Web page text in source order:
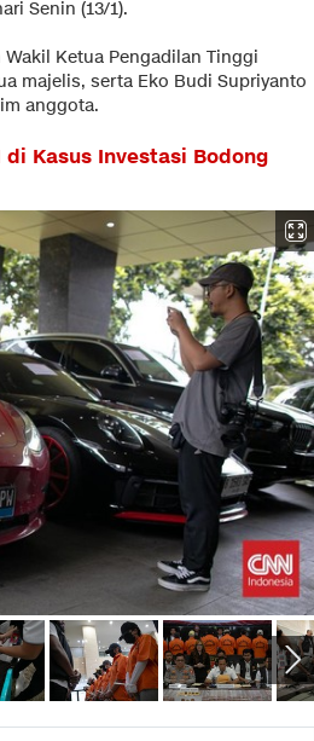
Senin (13/1).
Ketua Pengadilan Tinggi
majelis, serta Eko Budi Supriyanto
anggota.
di Kasus Investasi Bodong